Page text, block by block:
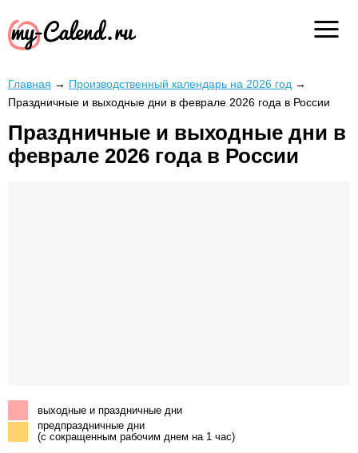
Главная → Производственный календарь на 2026 год →
Праздничные и выходные дни в феврале 2026 года в России
Праздничные и выходные дни в
феврале 2026 года в России
выходные и праздничные дни
предпраздничные дни
(с сокращенным рабочим днем на 1 час)